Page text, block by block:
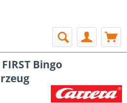
Bingo